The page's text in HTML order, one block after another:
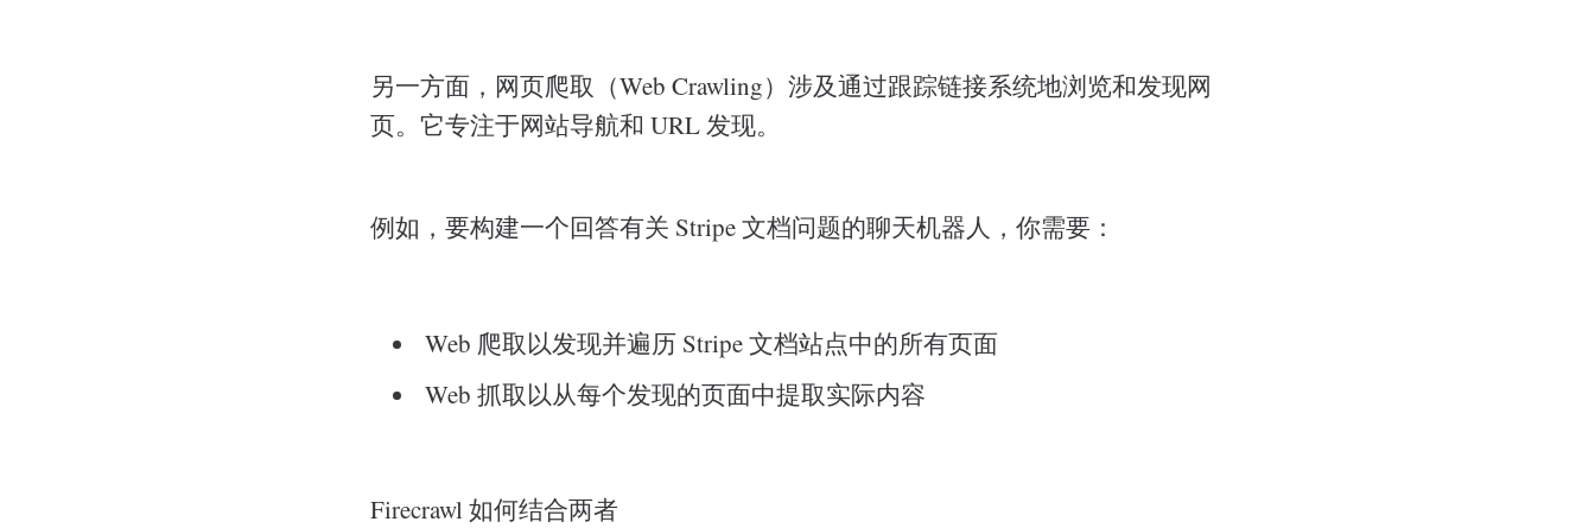
另一方面，网页爬取（Web Crawling）涉及通过跟踪链接系统地浏览和发现网
页。它专注于网站导航和 URL 发现。
例如，要构建一个回答有关 Stripe 文档问题的聊天机器人，你需要：
Web 爬取以发现并遍历 Stripe 文档站点中的所有页面
Web 抓取以从每个发现的页面中提取实际内容
Firecrawl 如何结合两者